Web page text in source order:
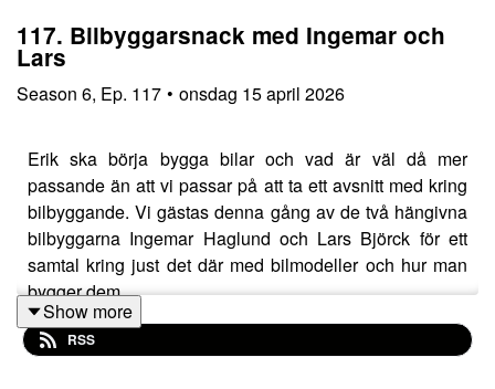
117. Bilbyggarsnack med Ingemar och
Lars
Season 6, Ep. 117 • onsdag 15 april 2026
Erik ska börja bygga bilar och vad är väl då mer
passande än att vi passar på att ta ett avsnitt med kring
bilbyggande. Vi gästas denna gång av de två hängivna
bilbyggarna Ingemar Haglund och Lars Björck för ett
samtal kring just det där med bilmodeller och hur man
bygger dem.
Show more
RSS